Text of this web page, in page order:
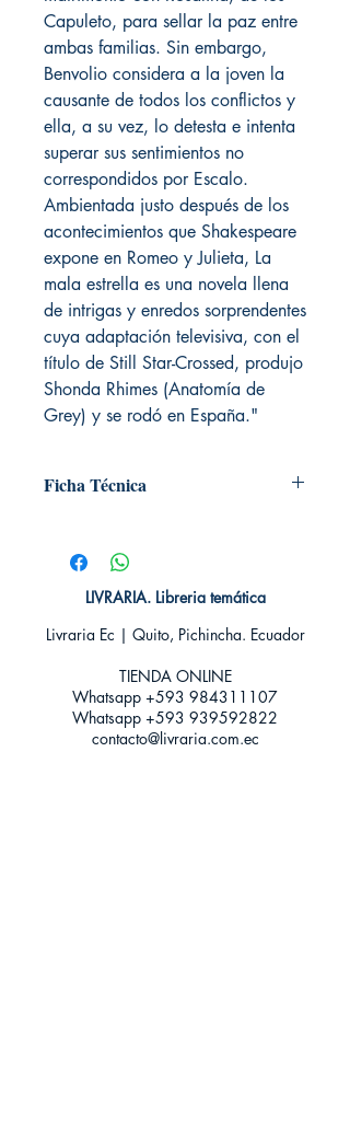
Capuleto, para sellar la paz entre
ambas familias. Sin embargo,
Benvolio considera a la joven la
causante de todos los conflictos y
ella, a su vez, lo detesta e intenta
superar sus sentimientos no
correspondidos por Escalo.
Ambientada justo después de los
acontecimientos que Shakespeare
expone en Romeo y Julieta, La
mala estrella es una novela llena
de intrigas y enredos sorprendentes
cuya adaptación televisiva, con el
título de Still Star-Crossed, produjo
Shonda Rhimes (Anatomía de
Grey) y se rodó en España."
Ficha Técnica
Editorial: Nocturna ediciones
Idioma: Castellano
Encuadernación: Tapa blanda
Categoría: Novela juvenil
LIVRARIA. Libreria temática
Livraria Ec | Quito, Pichincha. Ecuador
TIENDA ONLINE​
Whatsapp +593 984311107
Whatsapp +593 939592822
contacto@livraria.com.ec